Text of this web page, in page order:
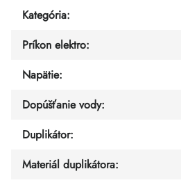
Kategória:
Príkon elektro:
Napätie:
Dopúšťanie vody:
Duplikátor:
Materiál duplikátora: